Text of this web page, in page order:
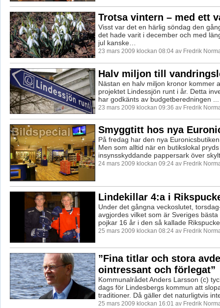
Trotsa vintern – med ett
Visst var det en härlig söndag den
det hade varit i december och med
jul kanske…
23 mars 2009 klockan 08:04 av Fredrik
Halv miljon till
Nästan en halv miljon kronor kommer
projektet Lindessjön runt i år. Detta
har godkänts av budgetberedningen ...
23 mars 2009 klockan 09:36 av Fredrik
Smyggtitt hos nya
På fredag har den nya
Men som alltid när en butikslokal
insynsskyddande pappersark över
24 mars 2009 klockan 09:24 av Fredrik
Lindekillar 4:a i
Under det gångna veckoslutet,
avgjordes vilket som är Sveriges
pojkar 16 år i den så kallade
25 mars 2009 klockan 08:24 av Fredrik
”Fina titlar och stora
ointressant och förlegat”
Kommunalrådet Anders Larsson (c)
dags för Lindesbergs kommun att
traditioner. Då gäller det naturligtvis
25 mars 2009 klockan 16:01 av Fredrik